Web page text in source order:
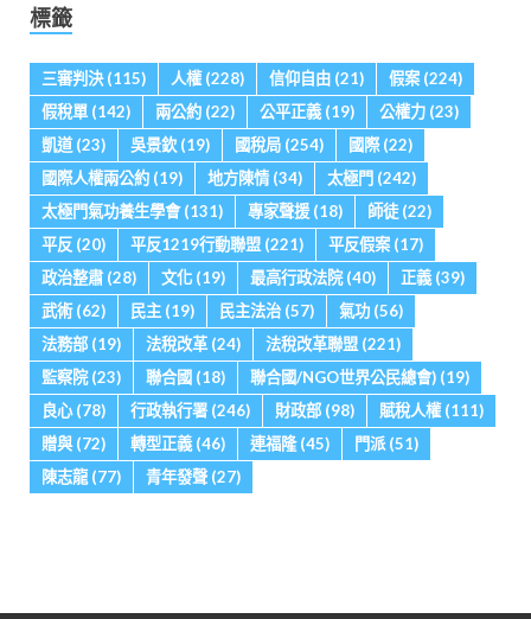
標籤
三審判決(115) 人權(228) 信仰自由 (21) 假案(224)
假稅單 (142) 兩公約 (22) 公平正義 (19) 公權力 (23)
凱道(23) 吳景欽 (19) 國稅局 (254) 國際(22)
國際人權兩公約 (19) 地方陳情(34) 太極門 (242)
太極門氣功養生學會(131) 專家聲援(18) 師徒(22)
平反 (20) 平反1219行動聯盟 (221) 平反假案(17)
政治整肅 (28) 文化 (19) 最高行政法院(40) 正義 (39)
武術(62) 民主 (19) 民主法治 (57) 氣功 (56)
法務部 (19) 法稅改革 (24) 法稅改革聯盟 (221)
監察院(23) 聯合國 (18) 聯合國/NGO世界公民總會) (19)
良心(78) 行政執行署 (246) 財政部 (98) 賦稅人權(111)
贈與(72) 轉型正義 (46) 連福隆(45) 門派(51)
陳志龍(77) 青年發聲 (27)